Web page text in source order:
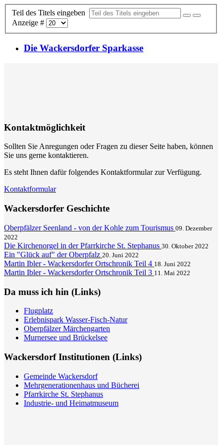
Teil des Titels eingeben
Anzeige #
Die Wackersdorfer Sparkasse
Kontaktmöglichkeit
Sollten Sie Anregungen oder Fragen zu dieser Seite haben, können
Sie uns gerne kontaktieren.
Es steht Ihnen dafür folgendes Kontaktformular zur Verfügung.
Kontaktformular
Wackersdorfer Geschichte
Oberpfälzer Seenland - von der Kohle zum Tourismus 09. Dezember
2022
Die Kirchenorgel in der Pfarrkirche St. Stephanus 30. Oktober 2022
Ein "Glück auf" der Oberpfalz 20. Juni 2022
Martin Ibler - Wackersdorfer Ortschronik Teil 4 18. Juni 2022
Martin Ibler - Wackersdorfer Ortschronik Teil 3 11. Mai 2022
Da muss ich hin (Links)
Flugplatz
Erlebnispark Wasser-Fisch-Natur
Oberpfälzer Märchengarten
Murnersee und Brückelsee
Wackersdorf Institutionen (Links)
Gemeinde Wackersdorf
Mehrgenerationenhaus und Bücherei
Pfarrkirche St. Stephanus
Industrie- und Heimatmuseum